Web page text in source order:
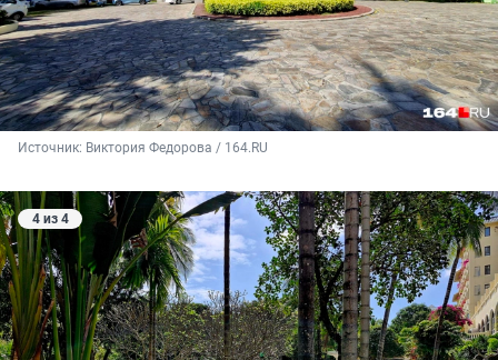
Источник: Виктория Федорова / 164.RU
4 из 4